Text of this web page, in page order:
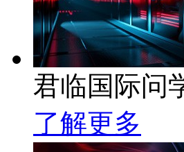
君临国际问
了解更多